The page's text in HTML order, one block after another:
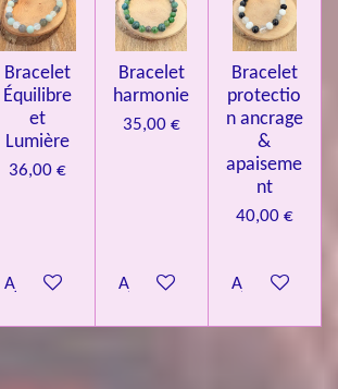
Bracelet
Équilibre
et
Lumière
36,00 €
Ajouter au panier
Bracelet
harmonie
35,00 €
Ajouter au panier
Bracelet
protectio
n ancrage
&
apaiseme
nt
40,00 €
Ajouter au